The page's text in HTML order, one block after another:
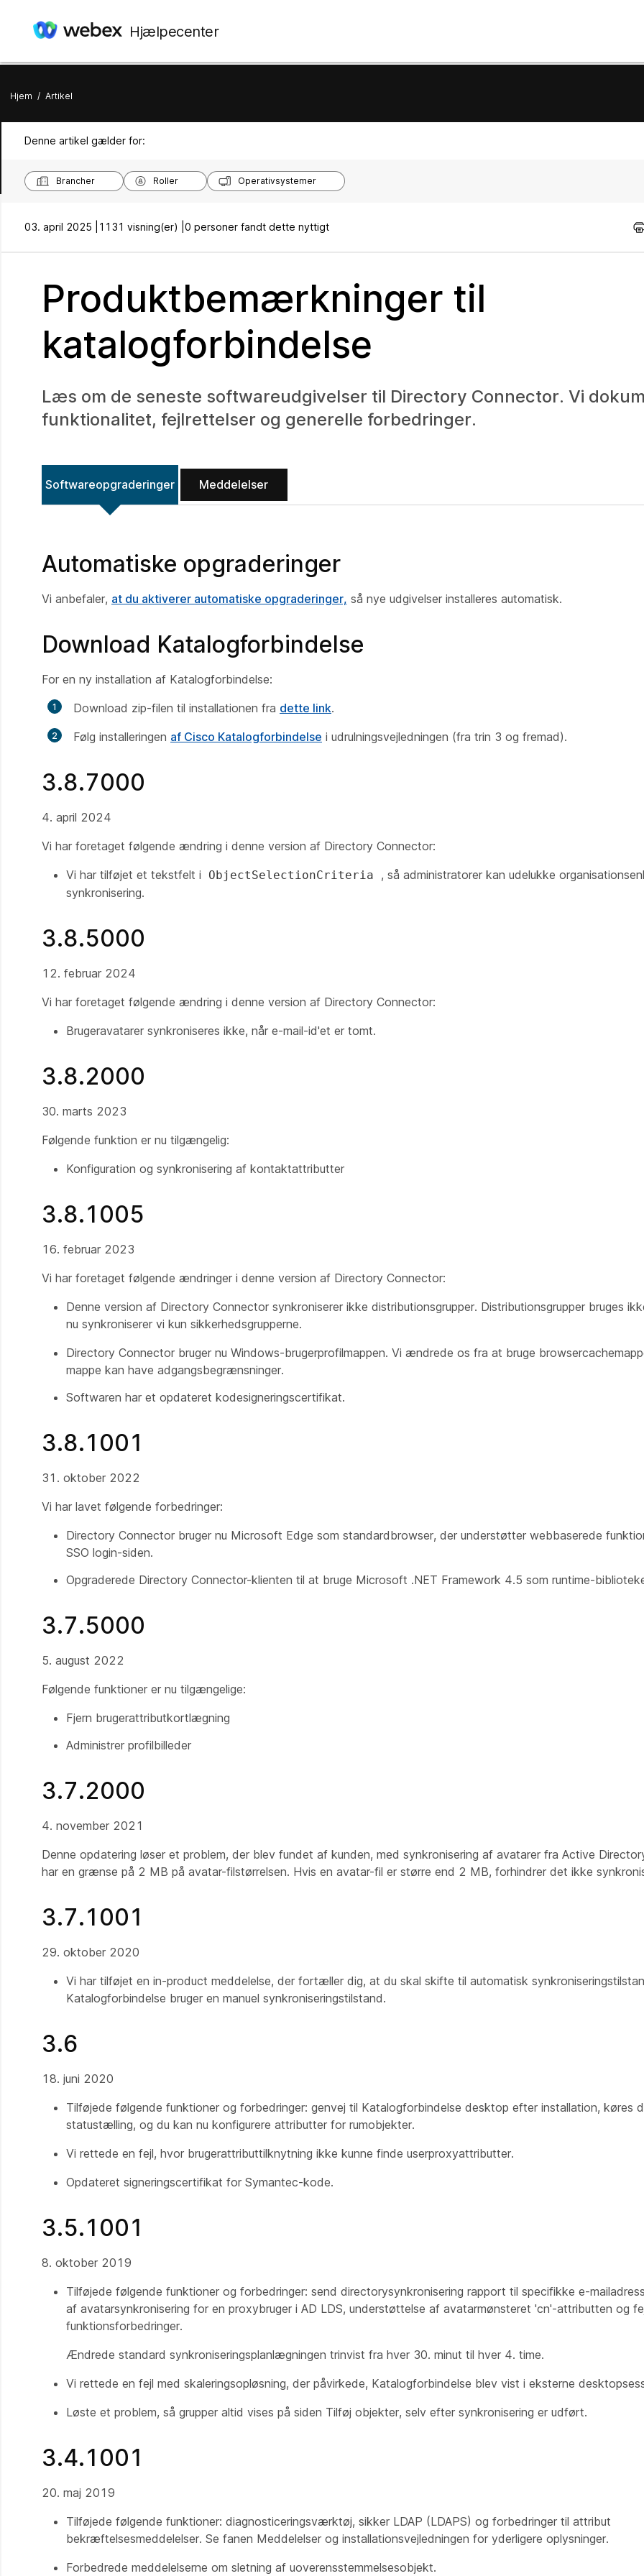
Hjælpecenter
Hjem / Artikel
Denne artikel gælder for:
Brancher Roller Operativsystemer
03. april 2025 | 1131 visning(er) | 0 personer fandt dette nyttigt
Produktbemærkninger til
katalogforbindelse
Læs om de seneste softwareudgivelser til Directory Connector. Vi
funktionalitet, fejlrettelser og generelle forbedringer.
Softwareopgraderinger Meddelelser
Automatiske opgraderinger
Vi anbefaler, at du aktiverer automatiske opgraderinger, så nye udgivelser installeres automatisk.
Download Katalogforbindelse
For en ny installation af Katalogforbindelse:
Download zip-filen til installationen fra dette link.
Følg installeringen af Cisco Katalogforbindelse i udrulningsvejledningen (fra trin 3 og fremad).
3.8.7000
4. april 2024
Vi har foretaget følgende ændring i denne version af Directory Connector:
Vi har tilføjet et tekstfelt i
ObjectSelectionCriteria
, så administratorer kan udelukke
synkronisering.
3.8.5000
12. februar 2024
Vi har foretaget følgende ændring i denne version af Directory Connector:
Brugeravatarer synkroniseres ikke, når e-mail-id'et er tomt.
3.8.2000
30. marts 2023
Følgende funktion er nu tilgængelig:
Konfiguration og synkronisering af kontaktattributter
3.8.1005
16. februar 2023
Vi har foretaget følgende ændringer i denne version af Directory Connector:
Denne version af Directory Connector synkroniserer ikke distributionsgrupper. Distributionsgrupper bruges
nu synkroniserer vi kun sikkerhedsgrupperne.
Directory Connector bruger nu Windows-brugerprofilmappen. Vi ændrede os fra at bruge
mappe kan have adgangsbegrænsninger.
Softwaren har et opdateret kodesigneringscertifikat.
3.8.1001
31. oktober 2022
Vi har lavet følgende forbedringer:
Directory Connector bruger nu Microsoft Edge som standardbrowser, der understøtter webbaserede
SSO login-siden.
Opgraderede Directory Connector-klienten til at bruge Microsoft .NET Framework 4.5 som runtime-
3.7.5000
5. august 2022
Følgende funktioner er nu tilgængelige:
Fjern brugerattributkortlægning
Administrer profilbilleder
3.7.2000
4. november 2021
Denne opdatering løser et problem, der blev fundet af kunden, med synkronisering af avatarer fra Active
har en grænse på 2 MB på avatar-filstørrelsen. Hvis en avatar-fil er større end 2 MB, forhindrer det ikke
3.7.1001
29. oktober 2020
Vi har tilføjet en in-product meddelelse, der fortæller dig, at du skal skifte til automatisk
Katalogforbindelse bruger en manuel synkroniseringstilstand.
3.6
18. juni 2020
Tilføjede følgende funktioner og forbedringer: genvej til Katalogforbindelse desktop efter installation, køres
statustælling, og du kan nu konfigurere attributter for rumobjekter.
Vi rettede en fejl, hvor brugerattributtilknytning ikke kunne finde userproxyattributter.
Opdateret signeringscertifikat for Symantec-kode.
3.5.1001
8. oktober 2019
Tilføjede følgende funktioner og forbedringer: send directorysynkronisering rapport til specifikke e-
af avatarsynkronisering for en proxybruger i AD LDS, understøttelse af avatarmønsteret 'cn'-attributten og
funktionsforbedringer.
Ændrede standard synkroniseringsplanlægningen trinvist fra hver 30. minut til hver 4. time.
Vi rettede en fejl med skaleringsopløsning, der påvirkede, Katalogforbindelse blev vist i eksterne
Løste et problem, så grupper altid vises på siden Tilføj objekter, selv efter synkronisering er udført.
3.4.1001
20. maj 2019
Tilføjede følgende funktioner: diagnosticeringsværktøj, sikker LDAP (LDAPS) og forbedringer til attribut
bekræftelsesmeddelelser. Se fanen Meddelelser og installationsvejledningen for yderligere oplysninger.
Forbedrede meddelelserne om sletning af uoverensstemmelsesobjekt.